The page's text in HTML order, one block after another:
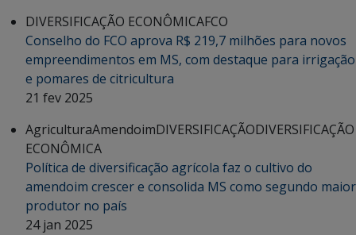
DIVERSIFICAÇÃO ECONÔMICAFCO
Conselho do FCO aprova R$ 219,7 milhões para novos
empreendimentos em MS, com destaque para irrigação
e pomares de citricultura
21 fev 2025
AgriculturaAmendoimDIVERSIFICAÇÃODIVERSIFICAÇÃO
ECONÔMICA
Política de diversificação agrícola faz o cultivo do
amendoim crescer e consolida MS como segundo maior
produtor no país
24 jan 2025